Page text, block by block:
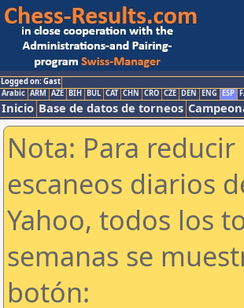
Logged on: Gast
Arabic ARM AZE BIH BUL CAT CHN CRO CZE DEN ENG ESP
Inicio Base de datos de torneos
Nota: Para
escaneos diarios
Yahoo, todos los
semanas se
botón: